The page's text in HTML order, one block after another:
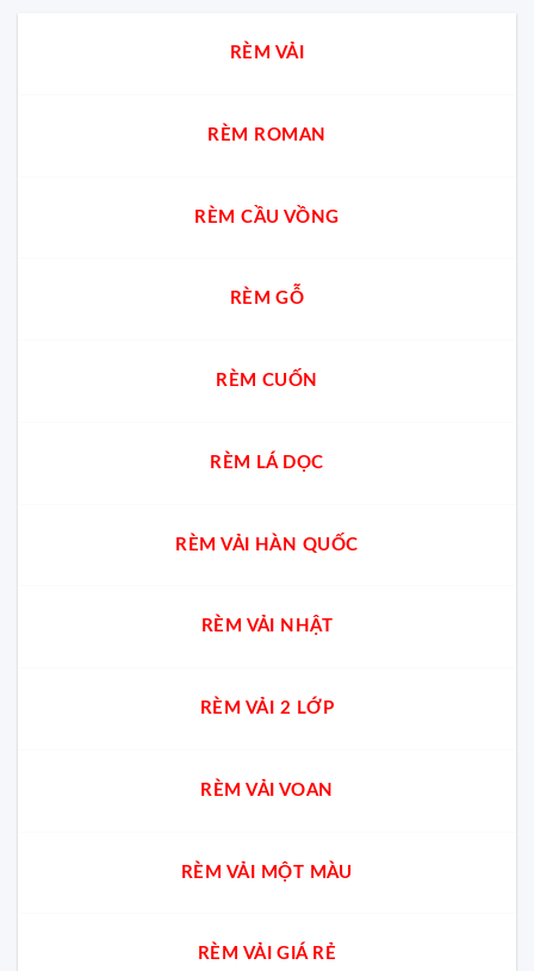
RÈM VẢI
RÈM ROMAN
RÈM CẦU VỒNG
RÈM GỖ
RÈM CUỐN
RÈM LÁ DỌC
RÈM VẢI HÀN QUỐC
RÈM VẢI NHẬT
RÈM VẢI 2 LỚP
RÈM VẢI VOAN
RÈM VẢI MỘT MÀU
RÈM VẢI GIÁ RẺ